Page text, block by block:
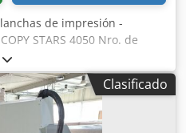
de impresión -
STARS 4050 Nro. de
Rvoh Dof Formato / Tamaño
V CA - 2800 W Inspección
- MS Zoom - Telegram En
Disponible de inmediato - Se
Clasificado